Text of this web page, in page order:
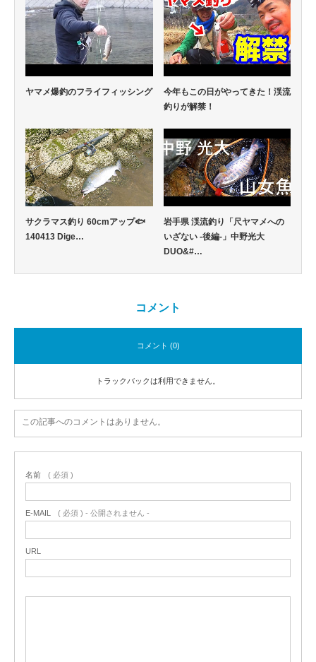
ヤマメ爆釣のフライフィッシング
今年もこの日がやってきた！渓流
釣りが解禁！
サクラマス釣り 60cmアップ🐟
140413 Dige…
岩手県 渓流釣り「尺ヤマメへの
いざない -後編-」中野光大
DUO&#…
コメント
コメント (0)
トラックバックは利用できません。
この記事へのコメントはありません。
名前 ( 必須 )
E-MAIL ( 必須 ) - 公開されません -
URL